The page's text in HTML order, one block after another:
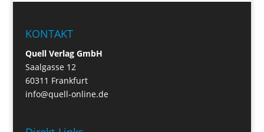
KONTAKT
Quell Verlag GmbH
Saalgasse 12
60311 Frankfurt
info@quell-online.de